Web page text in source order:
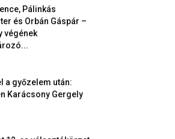
Pálinkás
és Orbán Gáspár –
végének
a győzelem után:
Karácsony Gergely